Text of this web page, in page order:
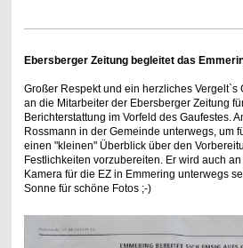
Ebersberger Zeitung begleitet das
Großer Respekt und ein herzliches Vergelt`s
an die Mitarbeiter der Ebersberger Zeitung
Berichterstattung im Vorfeld des Gaufestes.
Rossmann in der Gemeinde unterwegs, um
einen "kleinen" Überblick über den
Festlichkeiten vorzubereiten. Er wird auch
Kamera für die EZ in Emmering unterwegs
Sonne für schöne Fotos ;-)